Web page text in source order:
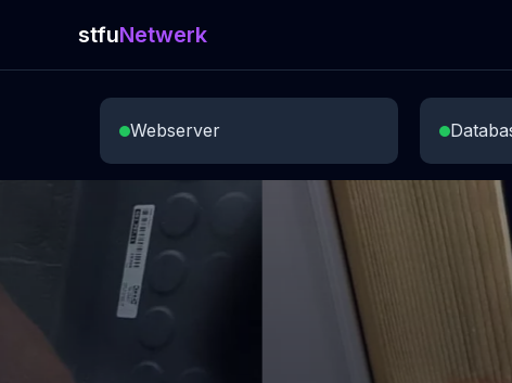
stfuNetwerk
Webserver